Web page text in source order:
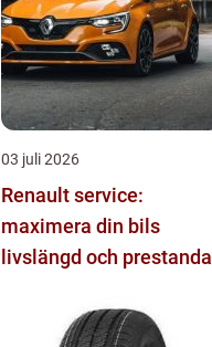
03 juli 2026
Renault service:
maximera din bils
livslängd och prestanda